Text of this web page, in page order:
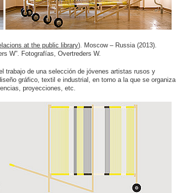
at the public library). Moscow – Russia (2013).
W”. Fotografías, Overtreders W.
trabajo de una selección de jóvenes artistas rusos y
gráfico, textil e industrial, en torno a la que se organiza
proyecciones, etc.